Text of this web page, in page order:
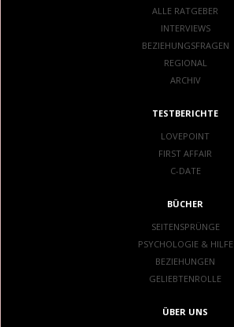
ALLE RATGEBER
INTERVIEWS
BEZIEHUNGSFRAGEN
REGIONAL
ARCHIV
TESTBERICHTE
LOVEPOINT
FIRST AFFAIR
C-DATE
BÜCHER
SEITENSPRÜNGE
PSYCHOLOGIE & HILFE
BEZIEHUNGEN
GELIEBTENROLLE
ÜBER UNS